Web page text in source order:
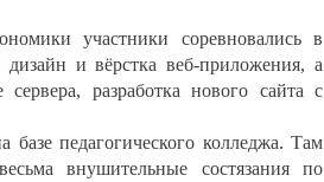
участники соревновались в
и вёрстка веб-приложения, а
разработка нового сайта с
педагогического колледжа. Там
внушительные состязания по